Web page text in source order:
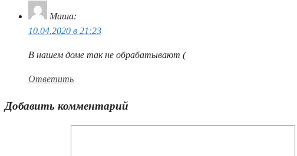
Маша:
10.04.2020 в 21:23
В нашем доме так не обрабатывают (
Ответить
Добавить комментарий